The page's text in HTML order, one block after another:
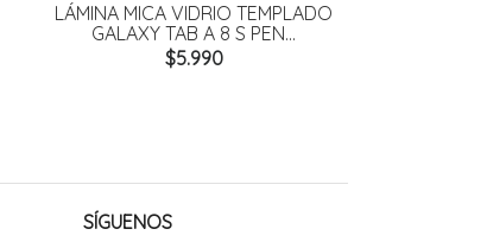
LÁMINA MICA VIDRIO TEMPLADO
GALAXY TAB A 8 S PEN...
$5.990
SÍGUENOS